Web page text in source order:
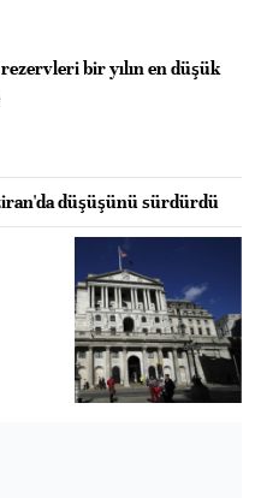
bir yılın en düşük
düşüşünü sürdürdü